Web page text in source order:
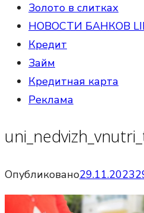
Золото в слитках
НОВОСТИ БАНКОВ
Кредит
Займ
Кредитная карта
Реклама
Опубликовано29.11.2023